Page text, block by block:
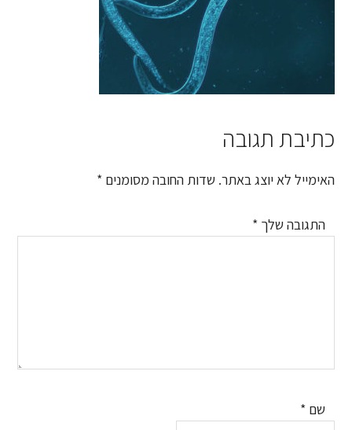
Reader
Interactions
כתיבת תגובה
האימייל לא יוצג באתר. שדות החובה מסומנים *
התגובה שלך *
שם *